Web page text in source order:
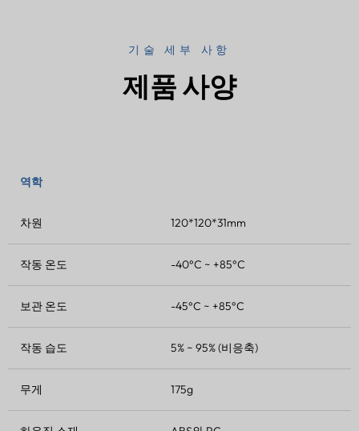
기술 세부 사항
제품 사양
역학
차원 120*120*31mm
작동 온도 -40°C ~ +85°C
보관 온도 -45°C ~ +85°C
작동 습도 5% ~ 95% (비응축)
무게 175g